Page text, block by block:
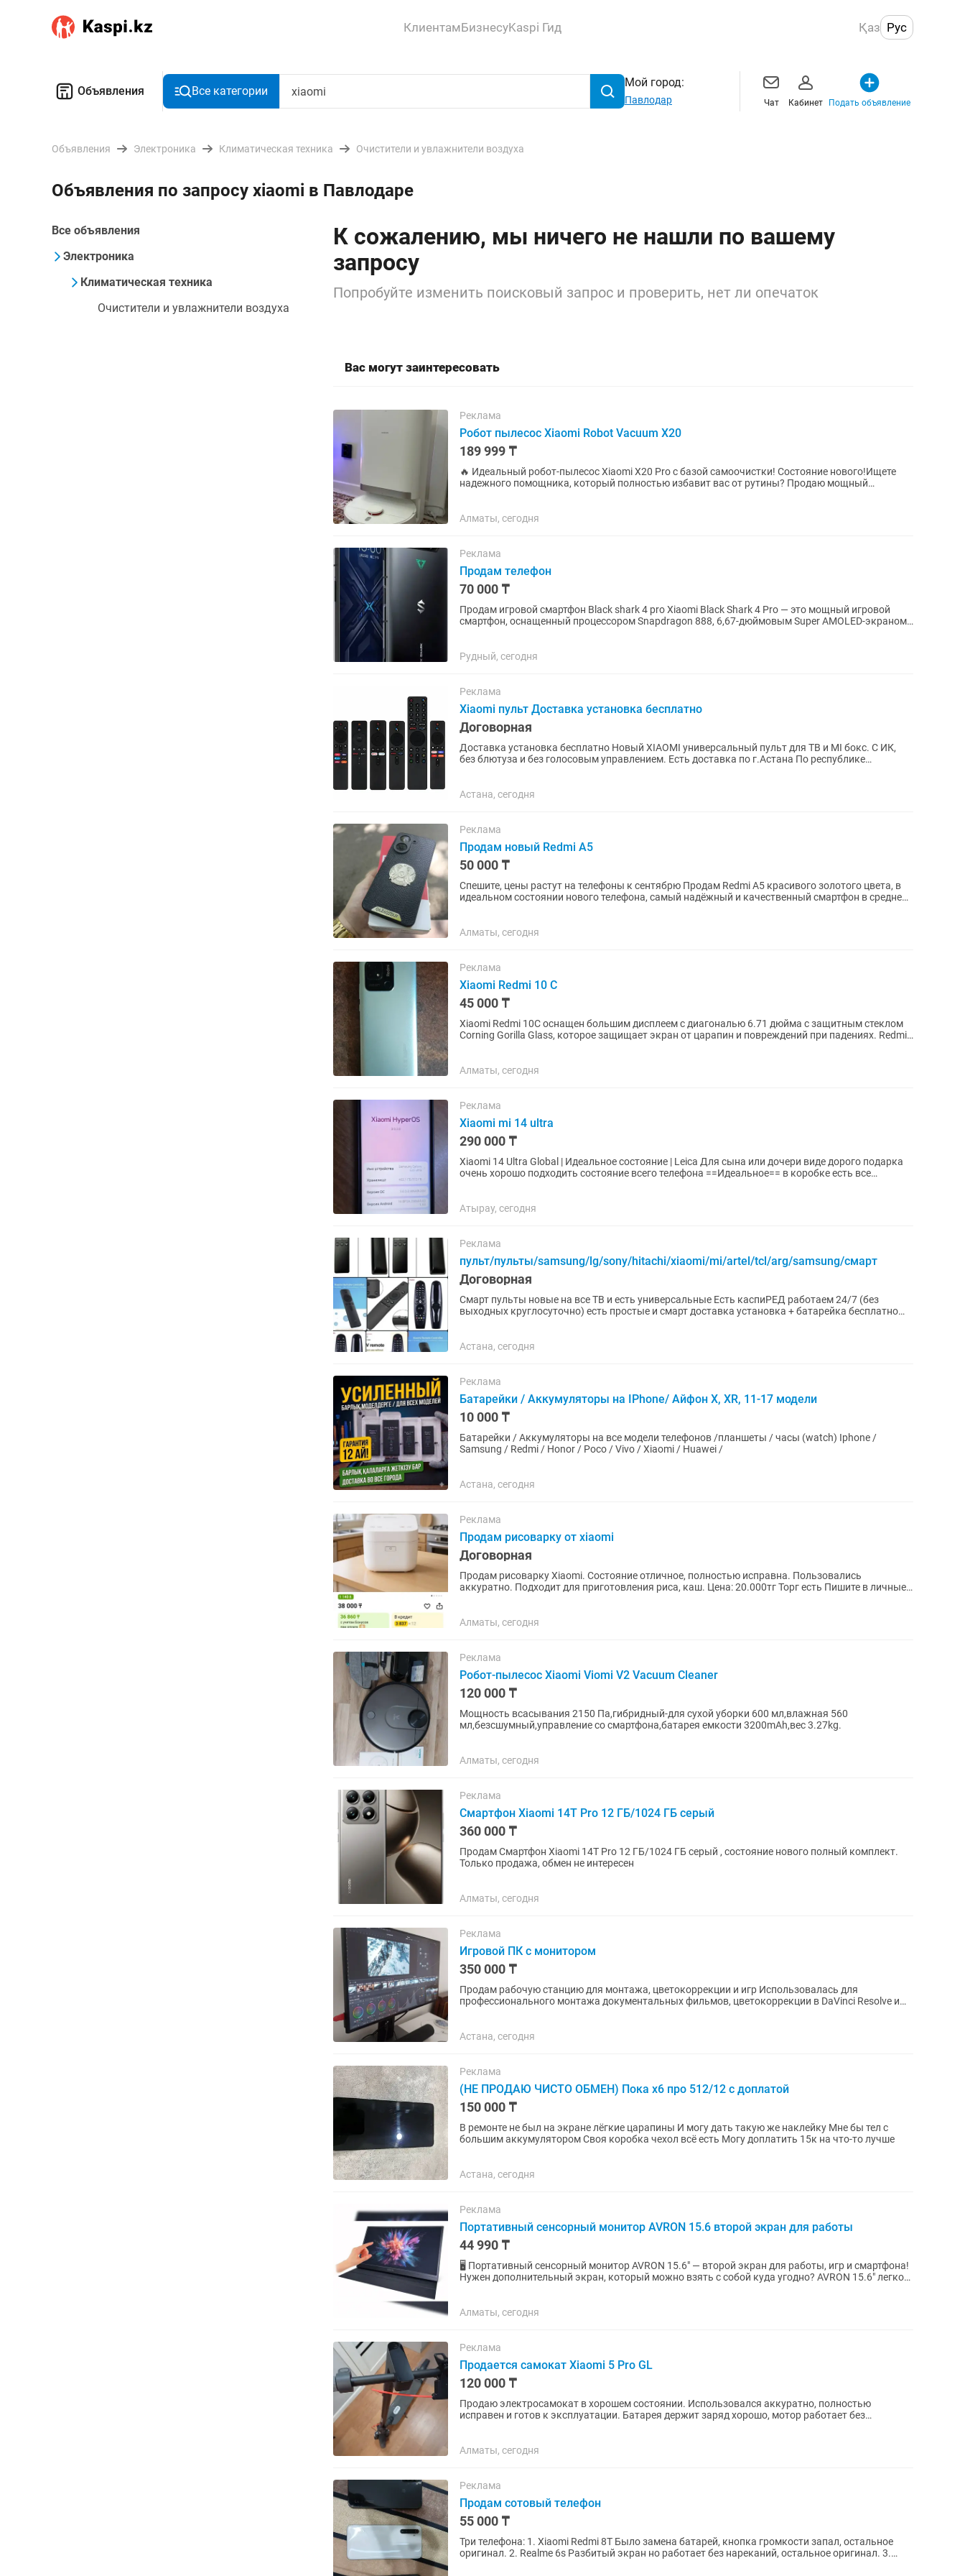
КлиентамБизнесуKaspi Гид Қаз Рус
Объявления Все категории
Мой город:
Павлодар Чат Кабинет Подать объявление
Объявления Электроника Климатическая техника Очистители и увлажнители воздуха
Объявления по запросу xiaomi в Павлодаре
Все объявления
Электроника
Климатическая техника
Очистители и увлажнители воздуха
К сожалению, мы ничего не нашли по вашему
запросу
Попробуйте изменить поисковый запрос и проверить, нет ли опечаток
Вас могут заинтересовать
Реклама
Робот пылесос Xiaomi Robot Vacuum X20
189 999 ₸
🔥 Идеальный робот-пылесос Xiaomi X20 Pro с базой самоочистки! Состояние нового!Ищете
надежного помощника, который полностью избавит вас от рутины? Продаю мощный
Алматы, сегодня
Реклама
Продам телефон
70 000 ₸
Продам игровой смартфон Black shark 4 pro Xiaomi Black Shark 4 Pro — это мощный игровой
смартфон, оснащенный процессором Snapdragon 888, 6,67-дюймовым Super AMOLED-экраном
Рудный, сегодня
Реклама
Xiaomi пульт Доставка установка бесплатно
Договорная
Доставка установка бесплатно Новый XIAOMI универсальный пульт для ТВ и MI бокс. С ИК,
без блютуза и без голосовым управлением. Есть доставка по г.Астана По республике
Астана, сегодня
Реклама
Продам новый Redmi A5
50 000 ₸
Спешите, цены растут на телефоны к сентябрю Продам Redmi A5 красивого золотого цвета, в
идеальном состоянии нового телефона, самый надёжный и качественный смартфон в среднем
Алматы, сегодня
Реклама
Xiaomi Redmi 10 C
45 000 ₸
Xiaomi Redmi 10C оснащен большим дисплеем с диагональю 6.71 дюйма с защитным стеклом
Corning Gorilla Glass, которое защищает экран от царапин и повреждений при падениях. Redmi
Алматы, сегодня
Реклама
Xiaomi mi 14 ultra
290 000 ₸
Xiaomi 14 Ultra Global | Идеальное состояние | Leica Для сына или дочери виде дорого подарка
очень хорошо подходить состояние всего телефона ==Идеальное== в коробке есть все
Атырау, сегодня
Реклама
пульт/пульты/samsung/lg/sony/hitachi/xiaomi/mi/artel/tcl/arg/samsung/смарт
Договорная
Смарт пульты новые на все ТВ и есть универсальные Есть каспиРЕД работаем 24/7 (без
выходных круглосуточно) есть простые и смарт доставка установка + батарейка бесплатно
Астана, сегодня
Реклама
Батарейки / Аккумуляторы на IPhone/ Айфон X, XR, 11-17 модели
10 000 ₸
Батарейки / Аккумуляторы на все модели телефонов /планшеты / часы (watch) Iphone /
Samsung / Redmi / Honor / Poco / Vivo / Xiaomi / Huawei /
Астана, сегодня
Реклама
Продам рисоварку от xiaomi
Договорная
Продам рисоварку Xiaomi. Состояние отличное, полностью исправна. Пользовались
аккуратно. Подходит для приготовления риса, каш. Цена: 20.000тг Торг есть Пишите в личные
Алматы, сегодня
Реклама
Робот-пылесос Xiaomi Viomi V2 Vacuum Cleaner
120 000 ₸
Мощность всасывания 2150 Па,гибридный-для сухой уборки 600 мл,влажная 560
мл,безсшумный,управление со смартфона,батарея емкости 3200mAh,вес 3.27kg.
Алматы, сегодня
Реклама
Смартфон Xiaomi 14T Pro 12 ГБ/1024 ГБ серый
360 000 ₸
Продам Смартфон Xiaomi 14T Pro 12 ГБ/1024 ГБ серый , состояние нового полный комплект.
Только продажа, обмен не интересен
Алматы, сегодня
Реклама
Игровой ПК с монитором
350 000 ₸
Продам рабочую станцию для монтажа, цветокоррекции и игр Использовалась для
профессионального монтажа документальных фильмов, цветокоррекции в DaVinci Resolve и
Астана, сегодня
Реклама
(НЕ ПРОДАЮ ЧИСТО ОБМЕН) Пока х6 про 512/12 с доплатой
150 000 ₸
В ремонте не был на экране лёгкие царапины И могу дать такую же наклейку Мне бы тел с
большим аккумулятором Своя коробка чехол всё есть Могу доплатить 15к на что-то лучше
Астана, сегодня
Реклама
Портативный сенсорный монитор AVRON 15.6 второй экран для работы
44 990 ₸
🖥 Портативный сенсорный монитор AVRON 15.6" — второй экран для работы, игр и смартфона!
Нужен дополнительный экран, который можно взять с собой куда угодно? AVRON 15.6" легко
Алматы, сегодня
Реклама
Продается самокат Xiaomi 5 Pro GL
120 000 ₸
Продаю электросамокат в хорошем состоянии. Использовался аккуратно, полностью
исправен и готов к эксплуатации. Батарея держит заряд хорошо, мотор работает без
Алматы, сегодня
Реклама
Продам сотовый телефон
55 000 ₸
Три телефона: 1. Xiaomi Redmi 8T Было замена батарей, кнопка громкости запал, остальное
оригинал. 2. Realme 6s Разбитый экран но работает без нареканий, остальное оригинал. 3.